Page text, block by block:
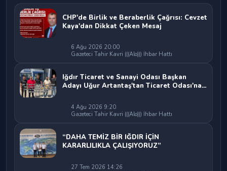
CHP'de Birlik ve Beraberlik Çağrısı: Cevzet
Kaya'dan Dikkat Çeken Mesaj
6 Ağu 2026 20:00
Gazeteci Tahir Kavri (((Alo))) İhbar Hattı
Iğdır Ticaret ve Sanayi Odası Başkan
Adayı Uğur Artantaş'tan Ticaret Odası'na
Bırakılamaz"
4 Ağu 2026 9:20
Gazeteci Tahir Kavri (((Alo))) İhbar Hattı
“DAHA TEMİZ BİR IĞDIR İÇİN
KARARLILIKLA ÇALIŞIYORUZ”
27 Tem 2026 14:26